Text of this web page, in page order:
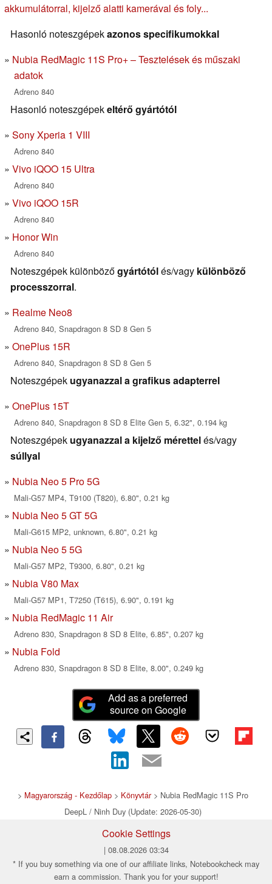
akkumulátorral, kijelző alatti kamerával és foly...
Hasonló noteszgépekazonos specifikumokkal
Nubia RedMagic 11S Pro+ – Tesztelések és műszaki
adatok
Adreno 840
Hasonló noteszgépekeltérő gyártótól
Sony Xperia 1 VIII
Adreno 840
Vivo iQOO 15 Ultra
Adreno 840
Vivo iQOO 15R
Adreno 840
Honor Win
Adreno 840
Noteszgépek különbözőgyártótólés/vagy különböző
processzorral.
Realme Neo8
Adreno 840, Snapdragon 8 SD 8 Gen 5
OnePlus 15R
Adreno 840, Snapdragon 8 SD 8 Gen 5
Noteszgépek ugyanazzal a grafikus adapterrel
OnePlus 15T
Adreno 840, Snapdragon 8 SD 8 Elite Gen 5, 6.32", 0.194 kg
Noteszgépek ugyanazzal a kijelző mérettelés/vagy
súllyal
Nubia Neo 5 Pro 5G
Mali-G57 MP4, T9100 (T820), 6.80", 0.21 kg
Nubia Neo 5 GT 5G
Mali-G615 MP2, unknown, 6.80", 0.21 kg
Nubia Neo 5 5G
Mali-G57 MP2, T9300, 6.80", 0.21 kg
Nubia V80 Max
Mali-G57 MP1, T7250 (T615), 6.90", 0.191 kg
Nubia RedMagic 11 Air
Adreno 830, Snapdragon 8 SD 8 Elite, 6.85", 0.207 kg
Nubia Fold
Adreno 830, Snapdragon 8 SD 8 Elite, 8.00", 0.249 kg
Add as a preferred
source on Google
> Magyarország - Kezdőlap > Könyvtár> Nubia RedMagic 11S Pro
DeepL / Ninh Duy (Update: 2026-05-30)
Cookie Settings
| 08.08.2026 03:34
* If you buy something via one of our affiliate links, Notebookcheck may
earn a commission. Thank you for your support!